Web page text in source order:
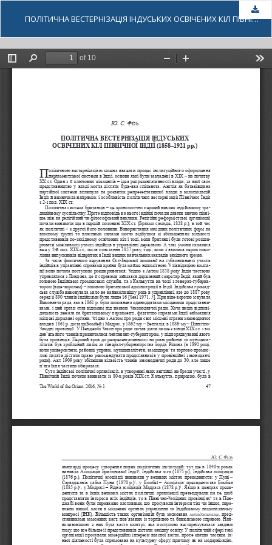
ПОЛІТИЧНА ВЕСТЕРНІЗАЦІЯ ІНДУСЬКИХ ОСВІЧЕНИХ КІЛ ПІВНІЧНОЇ ІНДІЇ (1858–1921 РР.)